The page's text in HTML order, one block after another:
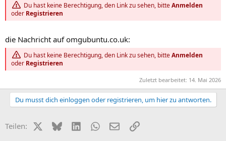
Du hast keine Berechtigung, den Link zu sehen, bitteAnmelden
oder Registrieren
die Nachricht auf omgubuntu.co.uk:
Du hast keine Berechtigung, den Link zu sehen, bitteAnmelden
oder Registrieren
Zuletzt bearbeitet: 14. Mai 2026
Du musst dich einloggen oder registrieren, um hier zu antworten.
Teilen: X (Twitter)
BlueskyLinkedInWhatsApp
E-MailLink